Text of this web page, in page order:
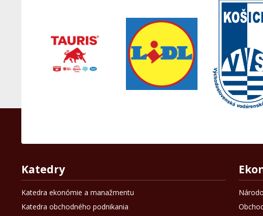
Katedry
Katedra ekonómie a manažmentu
Katedra obchodného podnikania